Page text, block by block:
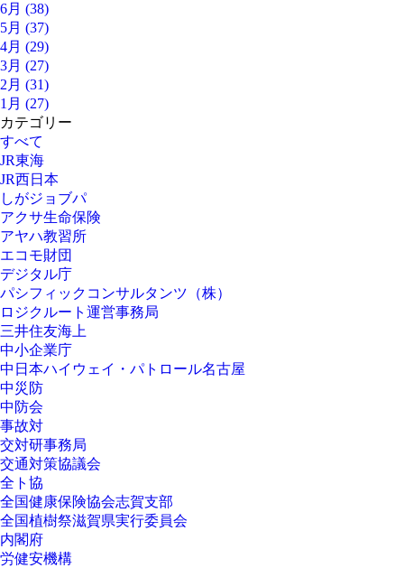
6月 (38)
5月 (37)
4月 (29)
3月 (27)
2月 (31)
1月 (27)
カテゴリー
すべて
JR東海
JR西日本
しがジョブパ
アクサ生命保険
アヤハ教習所
エコモ財団
デジタル庁
パシフィックコンサルタンツ（株）
ロジクルート運営事務局
三井住友海上
中小企業庁
中日本ハイウェイ・パトロール名古屋
中災防
中防会
事故対
交対研事務局
交通対策協議会
全ト協
全国健康保険協会志賀支部
全国植樹祭滋賀県実行委員会
内閣府
労健安機構